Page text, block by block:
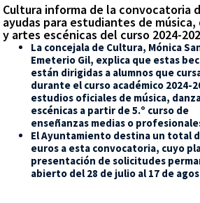
Cultura informa de la convocatoria
ayudas para estudiantes de música,
y artes escénicas del curso 2024-
La concejala de Cultura, Mónica
Emeterio Gil, explica que estas
están dirigidas a alumnos que
durante el curso académico 2024-
estudios oficiales de música,
escénicas a partir de 5.º curso de
enseñanzas medias o
El Ayuntamiento destina un total
euros a esta convocatoria, cuyo
presentación de solicitudes
abierto del 28 de julio al 17 de